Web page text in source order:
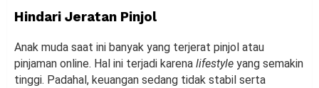
Hindari Jeratan Pinjol
Anak muda saat ini banyak yang terjerat pinjol atau
pinjaman online. Hal ini terjadi karena lifestyle yang semakin
tinggi. Padahal, keuangan sedang tidak stabil serta